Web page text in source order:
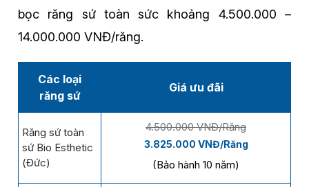
bọc răng sứ toàn sức khoảng 4.500.000 –
14.000.000 VNĐ/răng.
Các loại
răng sứ
Giá ưu đãi
Răng sứ toàn
sứ Bio Esthetic
(Đức)
4.500.000 VNĐ/Răng
3.825.000 VNĐ/Răng
(Bảo hành 10 năm)